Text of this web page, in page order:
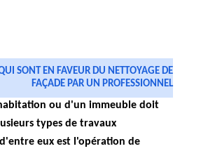
SONT EN FAVEUR DU NETTOYAGE DE
FAÇADE PAR UN PROFESSIONNEL
ou d'un immeuble doit
types de travaux
eux est l'opération de